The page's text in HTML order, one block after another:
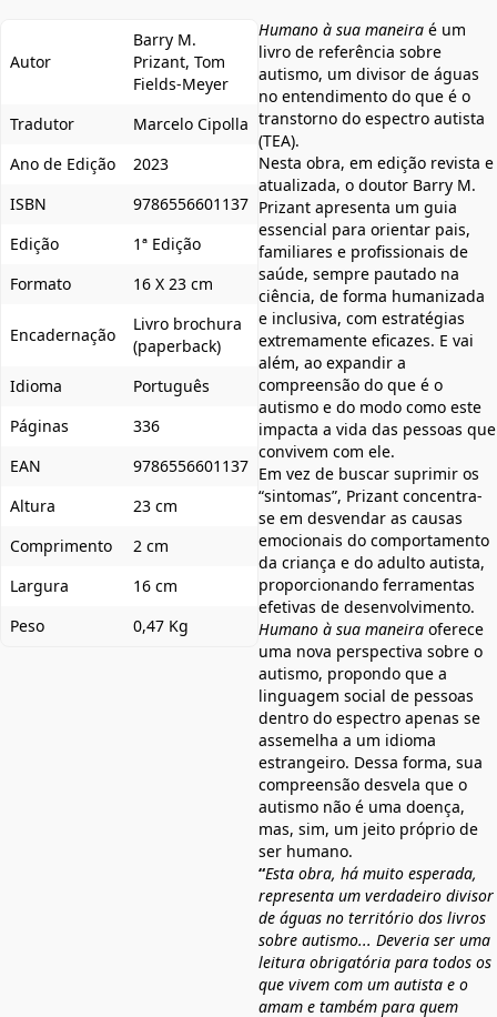
Autor
Barry M.
Prizant, Tom
Fields-Meyer
Tradutor
Marcelo Cipolla
Ano de Edição
2023
ISBN
9786556601137
Edição
1ª Edição
Formato
16 X 23 cm
Encadernação
Livro brochura
(paperback)
Idioma
Português
Páginas
336
EAN
9786556601137
Altura
23 cm
Comprimento
2 cm
Largura
16 cm
Peso
0,47 Kg
Humano à sua maneira é um
livro de referência sobre
autismo, um divisor de águas
no entendimento do que é o
transtorno do espectro autista
(TEA).
Nesta obra, em edição revista e
atualizada, o doutor Barry M.
Prizant apresenta um guia
essencial para orientar pais,
familiares e profissionais de
saúde, sempre pautado na
ciência, de forma humanizada
e inclusiva, com estratégias
extremamente eficazes. E vai
além, ao expandir a
compreensão do que é o
autismo e do modo como este
impacta a vida das pessoas que
convivem com ele.
Em vez de buscar suprimir os
“sintomas”, Prizant concentra-
se em desvendar as causas
emocionais do comportamento
da criança e do adulto autista,
proporcionando ferramentas
efetivas de desenvolvimento.
Humano à sua maneira oferece
uma nova perspectiva sobre o
autismo, propondo que a
linguagem social de pessoas
dentro do espectro apenas se
assemelha a um idioma
estrangeiro. Dessa forma, sua
compreensão desvela que o
autismo não é uma doença,
mas, sim, um jeito próprio de
ser humano.
“Esta obra, há muito esperada,
representa um verdadeiro divisor
de águas no território dos livros
sobre autismo... Deveria ser uma
leitura obrigatória para todos os
que vivem com um autista e o
amam e também para quem